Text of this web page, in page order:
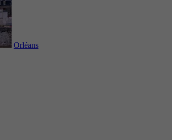
Orléans